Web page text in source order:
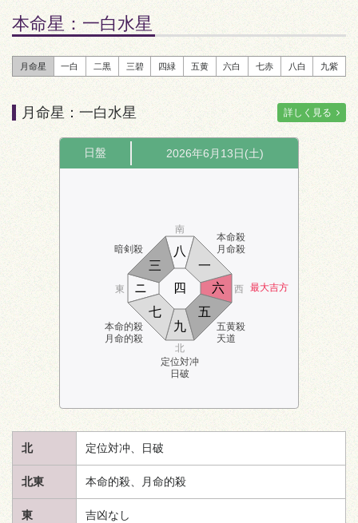
本命星： 一白水星
月命星 一白 二黒 三碧 四緑 五黄 六白 七赤 八白 九紫
月命星：一白水星 詳しく見る
日盤 2026年6月13日(土)
暗剣殺
本命殺
月命殺
最大吉方
本命的殺
月命的殺
定位対冲
日破
五黄殺
天道
南
北
東 西
九
一
ニ
三
四
五
六
七
八
北 定位対冲、日破
北東 本命的殺、月命的殺
東 吉凶なし